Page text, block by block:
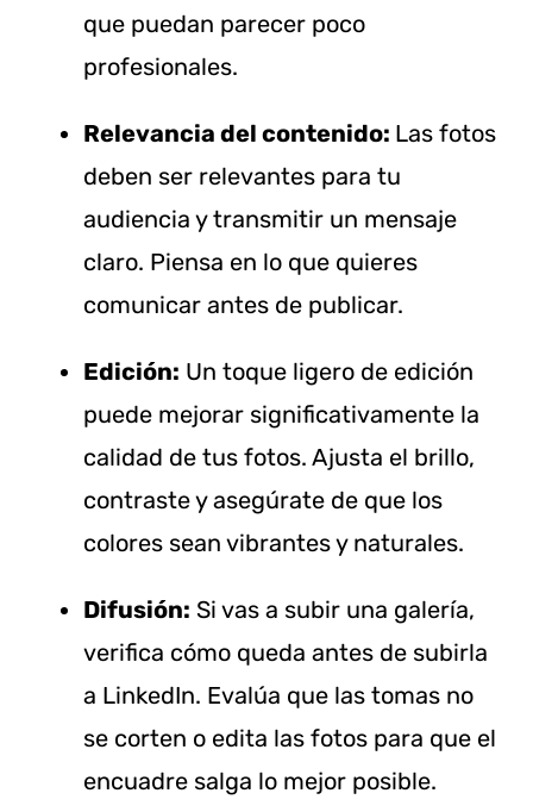
que puedan parecer poco
profesionales.
Relevancia del contenido: Las fotos
deben ser relevantes para tu
audiencia y transmitir un mensaje
claro. Piensa en lo que quieres
comunicar antes de publicar.
Edición: Un toque ligero de edición
puede mejorar significativamente la
calidad de tus fotos. Ajusta el brillo,
contraste y asegúrate de que los
colores sean vibrantes y naturales.
Difusión: Si vas a subir una galería,
verifica cómo queda antes de subirla
a LinkedIn. Evalúa que las tomas no
se corten o edita las fotos para que el
encuadre salga lo mejor posible.